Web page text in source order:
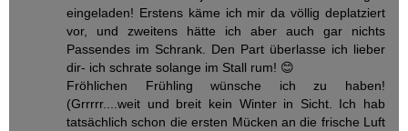
eingeladen! Erstens käme ich mir da völlig deplatziert
vor, und zweitens hätte ich aber auch gar nichts
Passendes im Schrank. Den Part überlasse ich lieber
dir- ich schrate solange im Stall rum! 😊
Fröhlichen Frühling wünsche ich zu haben!
(Grrrrr....weit und breit kein Winter in Sicht. Ich hab
tatsächlich schon die ersten Mücken an die frische Luft